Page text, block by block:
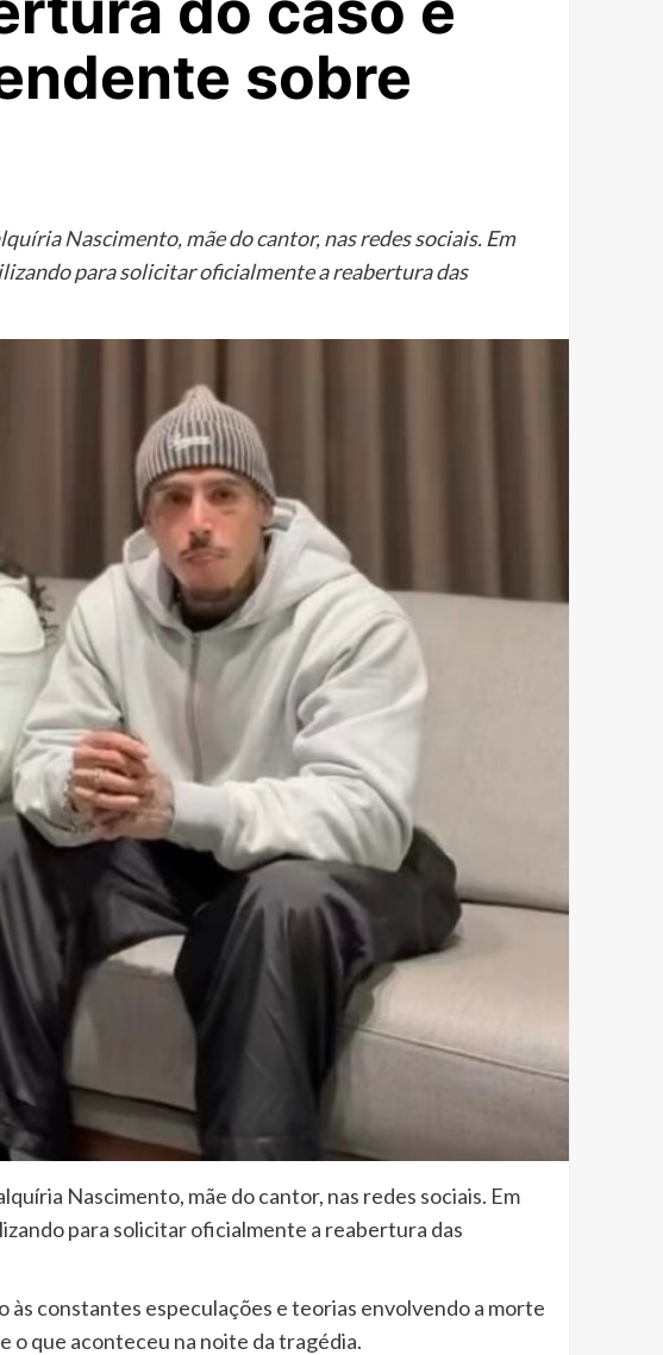
sobre
Nascimento, mãe do cantor, nas redes sociais. Em
para solicitar oficialmente a reabertura das
Nascimento, mãe do cantor, nas redes sociais. Em
para solicitar oficialmente a reabertura das
constantes especulações e teorias envolvendo a morte
o que aconteceu na noite da tragédia.